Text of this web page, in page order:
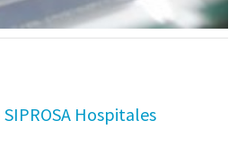
Hospitales